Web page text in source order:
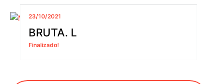
23/10/2021
BRUTA. L
Finalizado!